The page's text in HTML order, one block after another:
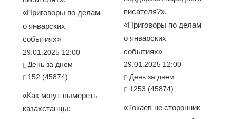
«Приговоры по делам
о январских
событиях»
29.01.2025 12:00
День за днем
152 (45874)
«Как могут вымереть
казахстанцы:
писателя?».
«Приговоры по делам
о январских
событиях»
29.01.2025 12:00
День за днем
1253 (45874)
«Токаев не сторонник